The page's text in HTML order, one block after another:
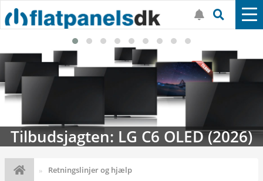
Streaming-kalenderen: Nyt i august
Retningslinjer og hjælp